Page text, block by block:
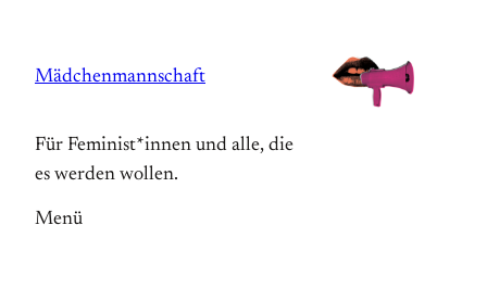
springen
Mädchenmannschaft
Für Feminist*innen und alle, die
es werden wollen.
Menü